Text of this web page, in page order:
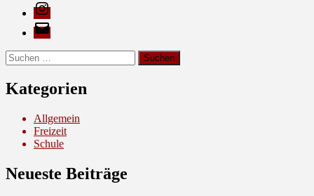
Instagram
E-
Mail
Suche
nach:
Kategorien
Allgemein
Freizeit
Schule
Neueste Beiträge